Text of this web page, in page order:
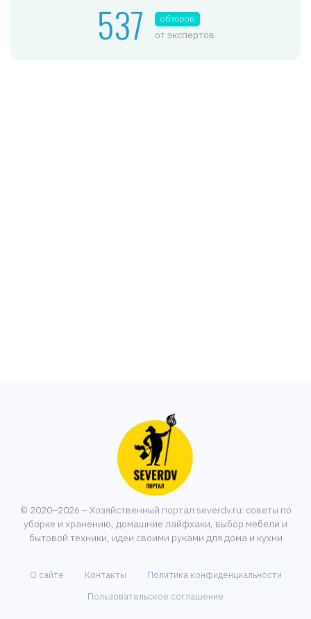
537 обзоров
от экспертов
© 2020–2026 – Хозяйственный портал severdv.ru: советы по
уборке и хранению, домашние лайфхаки, выбор мебели и
бытовой техники, идеи своими руками для дома и кухни
О сайте Контакты
Политика конфиденциальности
Пользовательское соглашение